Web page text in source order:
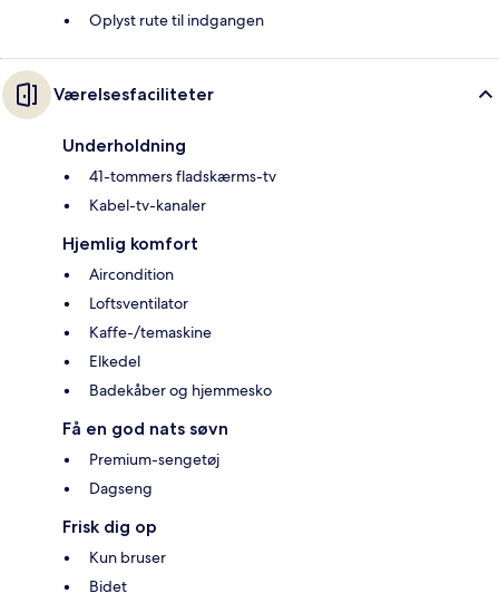
Oplyst rute til indgangen
Værelsesfaciliteter
Underholdning
41-tommers fladskærms-tv
Kabel-tv-kanaler
Hjemlig komfort
Aircondition
Loftsventilator
Kaffe-/temaskine
Elkedel
Badekåber og hjemmesko
Få en god nats søvn
Premium-sengetøj
Dagseng
Frisk dig op
Kun bruser
Bidet